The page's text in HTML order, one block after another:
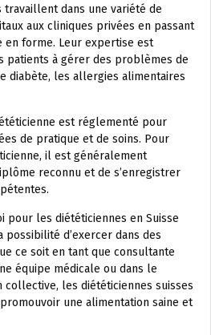
travaillent dans une variété de
aux cliniques privées en passant
en forme. Leur expertise est
patients à gérer des problèmes de
diabète, les allergies alimentaires
est réglementé pour
de pratique et de soins. Pour
il est généralement
reconnu et de s’enregistrer
pour les diététiciennes en Suisse
d’exercer dans des
ce soit en tant que consultante
équipe médicale ou dans le
les diététiciennes suisses
une alimentation saine et